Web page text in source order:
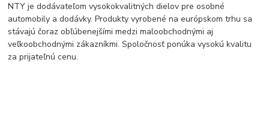
NTY je dodávateľom vysokokvalitných dielov pre osobné
automobily a dodávky. Produkty vyrobené na európskom trhu sa
stávajú čoraz obľúbenejšími medzi maloobchodnými aj
veľkoobchodnými zákazníkmi. Spoločnosť ponúka vysokú kvalitu
za prijateľnú cenu.